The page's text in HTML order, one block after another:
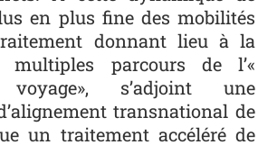
en plus fine des mobilités
donnant lieu à la
multiples parcours de l’«
voyage», s’adjoint une
transnational de
un traitement accéléré de